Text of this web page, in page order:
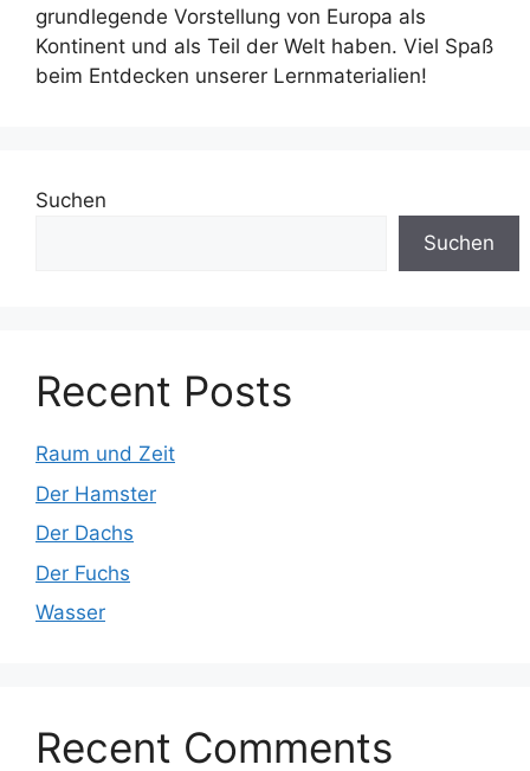
grundlegende Vorstellung von Europa als
Kontinent und als Teil der Welt haben. Viel Spaß
beim Entdecken unserer Lernmaterialien!
Suchen
Suchen
Recent Posts
Raum und Zeit
Der Hamster
Der Dachs
Der Fuchs
Wasser
Recent Comments